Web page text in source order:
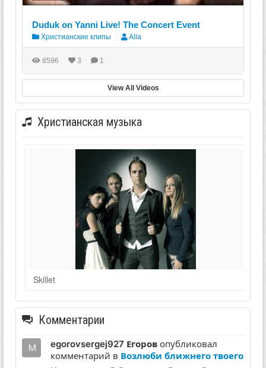
Duduk on Yanni Live! The Concert Event
Христианские клипы Alla
8596 3 1
View All Videos
Христианская музыка
Skillet
Комментарии
egorovsergej927 Егоров опубликовал
комментарий в Возлюби ближнего твоего